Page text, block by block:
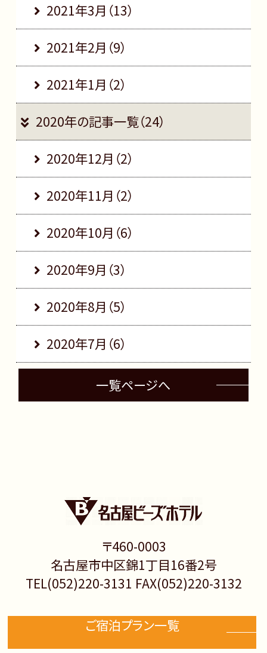
2021年3月（13）
2021年2月（9）
2021年1月（2）
2020年の記事一覧（24）
2020年12月（2）
2020年11月（2）
2020年10月（6）
2020年9月（3）
2020年8月（5）
2020年7月（6）
一覧ページへ
〒460-0003
名古屋市中区錦1丁目16番2号
TEL(052)220-3131 FAX(052)220-3132
ご宿泊プラン一覧